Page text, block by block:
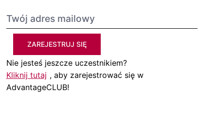
ZAREJESTRUJ SIĘ
Nie jesteś jeszcze uczestnikiem?
Kliknij tutaj , aby zarejestrować się w
AdvantageCLUB!